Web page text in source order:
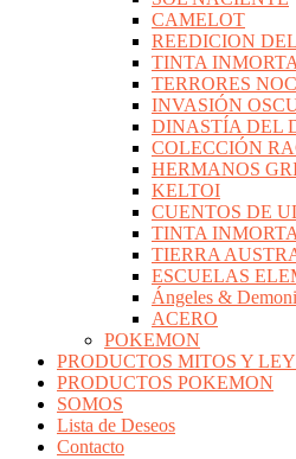
CAMELOT
REEDICION
TINTA
TERRORES
INVASIÓN
DINASTÍA DEL
COLECCIÓN
HERMANOS
KELTOI
CUENTOS DE
TINTA
TIERRA
ESCUELAS
Ángeles &
ACERO
POKEMON
PRODUCTOS MITOS Y
PRODUCTOS POKEMON
SOMOS
Lista de Deseos
Contacto